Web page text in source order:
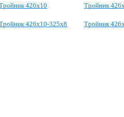
426х10 Тройник
426х10-325х8 Тройник